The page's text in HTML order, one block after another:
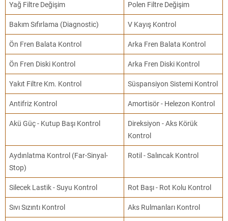
Yağ Filtre Değişim Polen Filtre Değişim
Bakım Sıfırlama (Diagnostic) V Kayış Kontrol
Ön Fren Balata Kontrol Arka Fren Balata Kontrol
Ön Fren Diski Kontrol Arka Fren Diski Kontrol
Yakıt Filtre Km. Kontrol Süspansiyon Sistemi Kontrol
Antifriz Kontrol Amortisör - Helezon Kontrol
Akü Güç - Kutup Başı Kontrol
Direksiyon - Aks Körük
Kontrol
Aydınlatma Kontrol (Far-Sinyal-
Stop)
Rotil - Salıncak Kontrol
Silecek Lastik - Suyu Kontrol Rot Başı - Rot Kolu Kontrol
Sıvı Sızıntı Kontrol Aks Rulmanları Kontrol